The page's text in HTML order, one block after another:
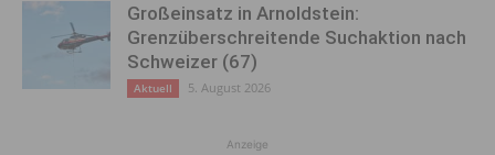
Großeinsatz in Arnoldstein:
Grenzüberschreitende Suchaktion nach
Schweizer (67)
Aktuell 5. August 2026
Anzeige